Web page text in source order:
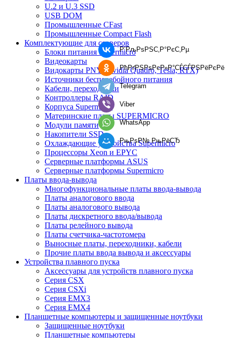
U.2 и U.3 SSD
USB DOM
Промышленные CFast
Промышленные Compact Flash
Комплектующие для серверов
Блоки питания Supermicro
Видеокарты
Видокарты PNY (Nvidia Quadro, Tesla, RTX)
Источники бесперебойного питания
Кабели, переходники
Контроллеры RAID
Корпуса Supermicro
Материнские платы SUPERMICRO
Модули памяти
Накопители SSD
Охлаждающие устройства Supermicro
Процессоры Xeon и EPYC
Серверные платформы ASUS
Серверные платформы Supermicro
Платы ввода-вывода
Многофункциональные платы ввода-вывода
Платы аналогового ввода
Платы аналогового вывода
Платы дискретного ввода/вывода
Платы релейного вывода
Платы счетчика-частотомера
Выносные платы, переходники, кабели
Прочие платы ввода вывода и аксессуары
Устройства плавного пуска
Аксессуары для устройств плавного пуска
Серия CSX
Серия CSXi
Серия EMX3
Серия EMX4
Планшетные компьютеры и защищенные ноутбуки
Защищенные ноутбуки
Планшетные компьютеры
Р’РљРѕРЅС‚Р°РєС‚Рµ
РћРґРЅРѕРєР»Р°СЃСЃРЅРёРєРё
Telegram
Viber
WhatsApp
РњРѕР№ РњРёСЂ